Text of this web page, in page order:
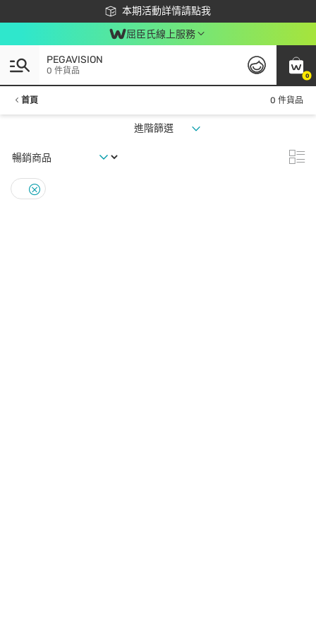
本期活動詳情請點我
下載app最高回饋$350
屈臣氏線上服務
0
PEGAVISION
0 件貨品
首頁 0 件貨品
進階篩選